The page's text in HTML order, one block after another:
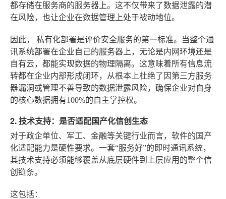
都存储在服务商的服务器上。这不仅带来了数据泄露的潜
在风险，也让企业在数据管理上处于被动地位。
因此， 私有化部署是评价安全服务的第一标准。当整个通
讯系统部署在企业自己的服务器上，无论是内网环境还是
自有云，都能实现数据的物理隔离。这意味着所有信息流
转都在企业内部形成闭环，从根本上杜绝了因第三方服务
器漏洞或管理不善导致的数据泄露风险，确保企业对自身
的核心数据拥有100%的自主掌控权。
2. 技术支持：是否适配国产化信创生态
对于政企单位、军工、金融等关键行业而言，软件的国产
化适配能力是硬性要求。一套“服务好”的即时通讯系统，
其技术支持必须能够覆盖从底层硬件到上层应用的整个信
创链条。
这包括：